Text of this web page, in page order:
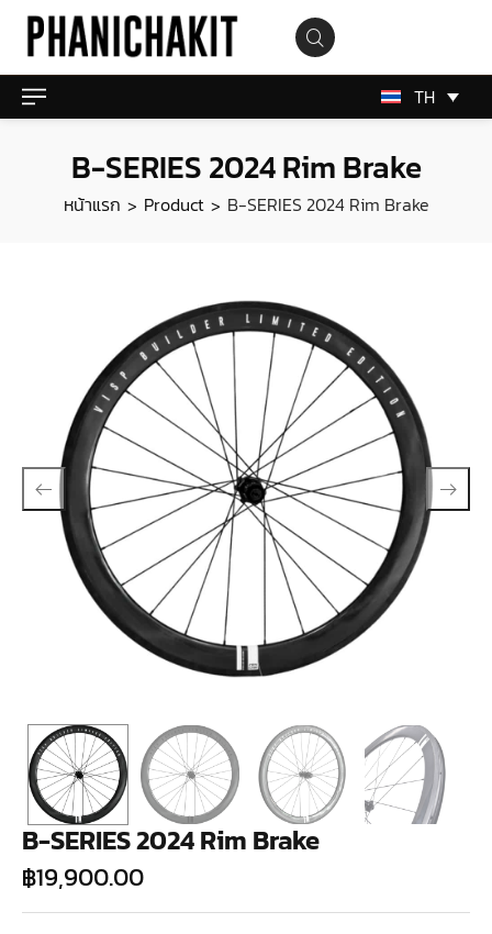
TH
B-SERIES 2024 Rim Brake
หน้าแรก > Product > B-SERIES 2024 Rim Brake
B-SERIES 2024 Rim Brake
฿19,900.00